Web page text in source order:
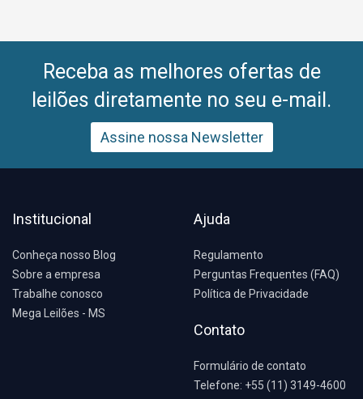
Receba as melhores ofertas de
leilões diretamente no seu e-mail.
Assine nossa Newsletter
Institucional
Conheça nosso Blog
Sobre a empresa
Trabalhe conosco
Mega Leilões - MS
Ajuda
Regulamento
Perguntas Frequentes (FAQ)
Política de Privacidade
Contato
Formulário de contato
Telefone: +55 (11) 3149-4600